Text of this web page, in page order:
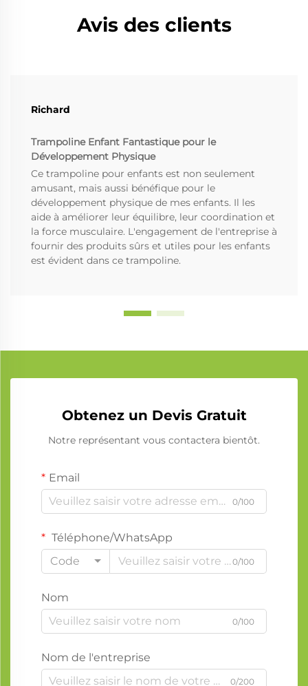
Avis des clients
Richard
Trampoline Enfant Fantastique pour le
Développement Physique
Ce trampoline pour enfants est non seulement
amusant, mais aussi bénéfique pour le
développement physique de mes enfants. Il les
aide à améliorer leur équilibre, leur coordination et
la force musculaire. L'engagement de l'entreprise à
fournir des produits sûrs et utiles pour les enfants
est évident dans ce trampoline.
Obtenez un Devis Gratuit
Notre représentant vous contactera bientôt.
Email
0/100
Téléphone/WhatsApp
Code
0/100
Nom
0/100
Nom de l'entreprise
0/200